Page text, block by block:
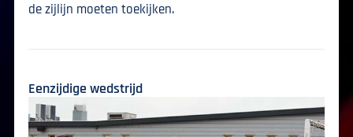
de zijlijn moeten toekijken.
Eenzijdige wedstrijd